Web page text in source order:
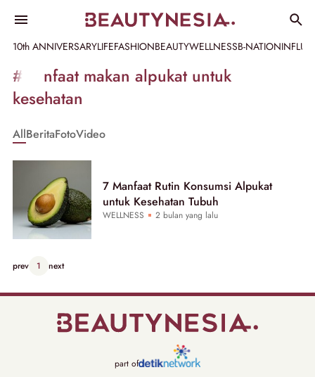
10th ANNIVERSARYLIFEFASHIONBEAUTYWELLNESSB-NATION
Informasi
[GET_DATA_TITLE]
Beautynesia
#manfaat makan alpukat untuk
kesehatan
AllBeritaFotoVideo
7 Manfaat Rutin Konsumsi Alpukat
untuk Kesehatan Tubuh
WELLNESS 2 bulan yang lalu
prev 1 next
part of